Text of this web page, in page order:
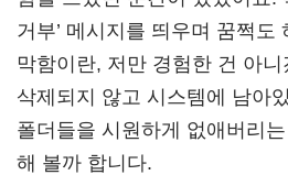
거부’ 메시지를 띄우며 꿈쩍도
막함이란, 저만 경험한 건 아니
삭제되지 않고 시스템에 남아
폴더들을 시원하게 없애버리
해 볼까 합니다.